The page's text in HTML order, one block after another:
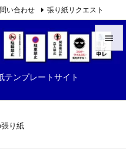
ンプレートサイト


い合わせ 張り紙リクエスト
り紙